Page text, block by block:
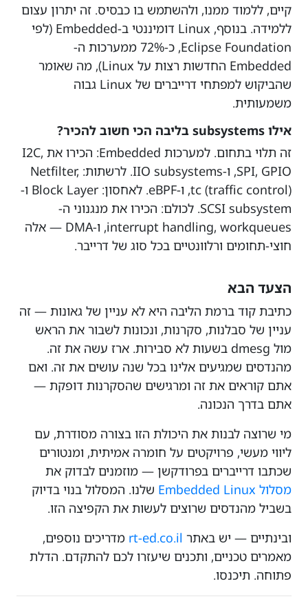
קיים, ללמוד ממנו, ולהשתמש בו כבסיס. זה יתרון עצום
ללמידה. בנוסף, Linux דומיננטי ב-Embedded (לפי
Eclipse Foundation, כ-72% ממערכות ה-
Embedded החדשות רצות על Linux), מה שאומר
שהביקוש למפתחי דרייברים של Linux גבוה
משמעותית.
אילו subsystems בליבה הכי חשוב להכיר?
זה תלוי בתחום. למערכות Embedded: הכירו את I2C,
SPI, GPIO, ו-IIO subsystems. לרשתות: Netfilter,
tc (traffic control), ו-eBPF. לאחסון: Block Layer ו-
SCSI subsystem. לכולם: הכירו את מנגנוני ה-
interrupt handling, workqueues, ו-DMA — אלה
חוצי-תחומים ורלוונטיים בכל סוג של דרייבר.
הצעד הבא
כתיבת קוד ברמת הליבה היא לא עניין של גאונות — זה
עניין של סבלנות, סקרנות, ונכונות לשבור את הראש
מול dmesg בשעות לא סבירות. ארז עשה את זה.
מהנדסים שמגיעים אלינו בכל שנה עושים את זה. ואם
אתם קוראים את זה ומרגישים שהסקרנות דופקת —
אתם בדרך הנכונה.
מי שרוצה לבנות את היכולת הזו בצורה מסודרת, עם
ליווי מעשי, פרויקטים על חומרה אמיתית, ומנטורים
שכתבו דרייברים בפרודקשן — מוזמנים לבדוק את
מסלול Embedded Linux
שלנו. המסלול בנוי בדיוק
בשביל מהנדסים שרוצים לעשות את הקפיצה הזו.
ובינתיים — יש באתר rt-ed.co.il מדריכים נוספים,
מאמרים טכניים, ותכנים שיעזרו לכם להתקדם. הדלת
פתוחה. תיכנסו.